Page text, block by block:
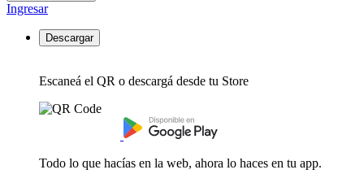
Ingresar
Descargar
Escaneá el QR o descargá desde tu Store
Todo lo que hacías en la web, ahora lo haces en tu app.